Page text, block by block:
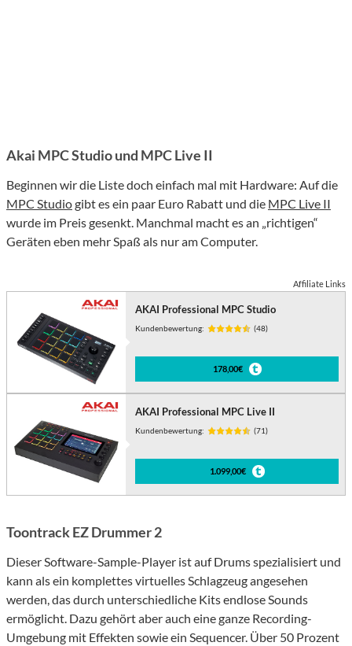
Akai MPC Studio und MPC Live II
Beginnen wir die Liste doch einfach mal mit Hardware: Auf die
MPC Studiogibt es ein paar Euro Rabatt und die MPC Live II
wurde im Preis gesenkt. Manchmal macht es an „richtigen“
Geräten eben mehr Spaß als nur am Computer.
Affiliate Links
AKAI Professional MPC Studio
Kundenbewertung: (48)
178,00€
AKAI Professional MPC Live II
Kundenbewertung: (71)
1.099,00€
Toontrack EZ Drummer 2
Dieser Software-Sample-Player ist auf Drums spezialisiert und
kann als ein komplettes virtuelles Schlagzeug angesehen
werden, das durch unterschiedliche Kits endlose Sounds
ermöglicht. Dazu gehört aber auch eine ganze Recording-
Umgebung mit Effekten sowie ein Sequencer. Über 50 Prozent